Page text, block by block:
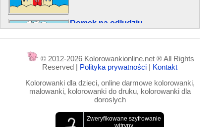
Domek na odludziu
Kolorowane: 5,728x
© 2012-2026 Kolorowankionline.net ® All Rights
Reserved | Polityka prywatności | Kontakt
Kolorowanki dla dzieci, online darmowe kolorowanki,
malowanki, kolorowanki do druku, kolorowanki dla
doroslych